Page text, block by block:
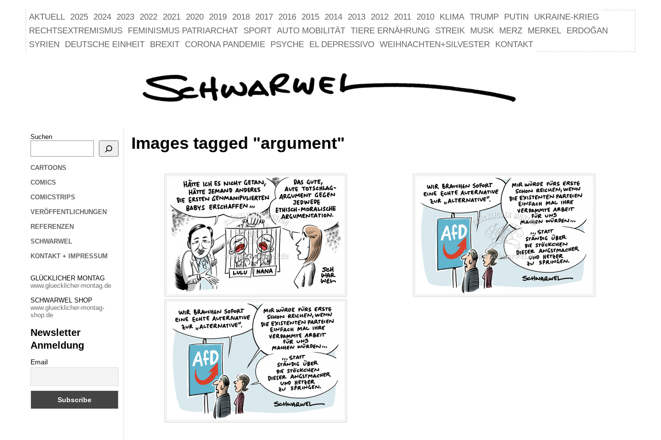
AKTUELL 2025 2024 2023 2022 2021 2020 2019 2018 2017 2016 2015 2014 2013 2012 2011 2010 KLIMA TRUMP PUTIN
UKRAINE-KRIEG
RECHTSEXTREMISMUS
FEMINISMUS PATRIARCHAT SPORT AUTO MOBILITÄT TIERE ERNÄHRUNG STREIK MUSK MERZ MERKEL
ERDOĞAN
SYRIEN
DEUTSCHE EINHEIT BREXIT CORONA PANDEMIE PSYCHE EL DEPRESSIVO WEIHNACHTEN+SILVESTER KONTAKT
Suchen
CARTOONS
COMICS
COMICSTRIPS
VERÖFFENTLICHUNGEN
REFERENZEN
SCHWARWEL
KONTAKT + IMPRESSUM
GLÜCKLICHER MONTAG
www.gluecklicher-montag.de
SCHWARWEL SHOP
www.gluecklicher-montag-
shop.de
Newsletter
Anmeldung
Email
Images tagged "argument"